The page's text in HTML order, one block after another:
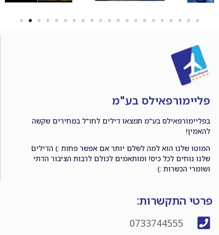
פליימורפאילס בע"מ
בפליימורפאילס בע"מ תמצאו דילים לחו"ל במחירים שקשה
להאמין!
המוטו שלנו הוא למה לשלם יותר אם אפשר פחות :) הדילים
שלנו נוחים לכל כיס! ומותאמים לכולם לרבות הציבור הדתי
ושומרי הכשרות :)
פרטי התקשרות:
0733744555